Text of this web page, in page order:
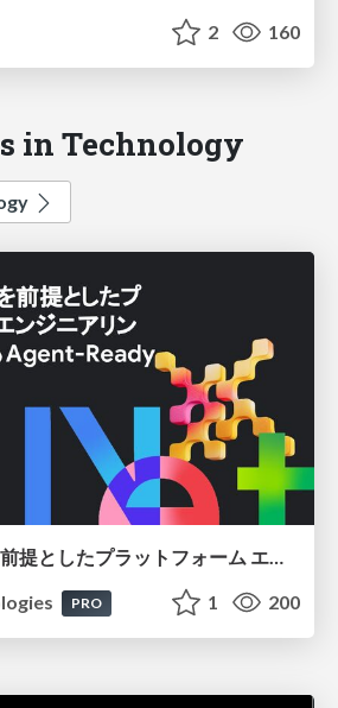
2 160
in Technology
PRO 1 200